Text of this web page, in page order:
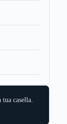
tua casella.